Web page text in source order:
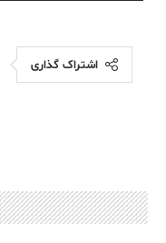
اشتراک گذاری